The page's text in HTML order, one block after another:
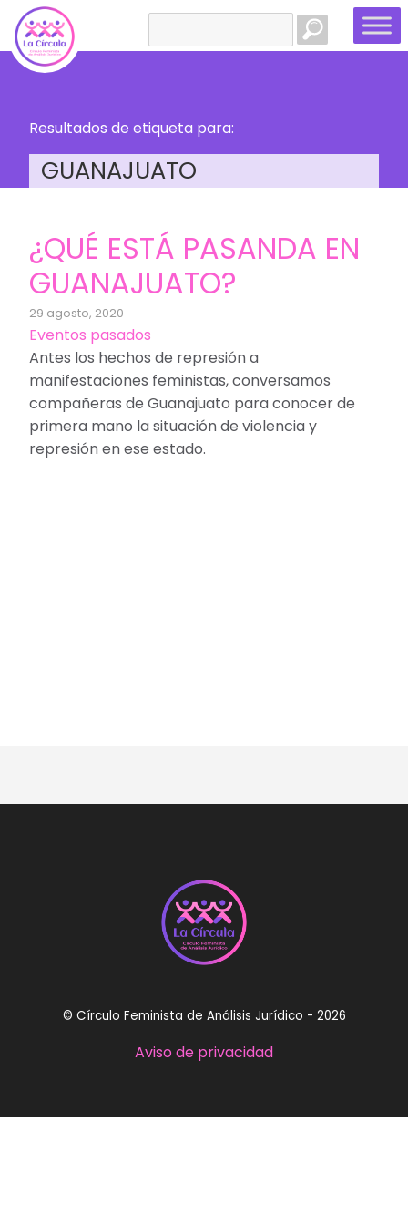
Resultados de etiqueta para:
GUANAJUATO
¿QUÉ ESTÁ PASANDA EN
GUANAJUATO?
29 agosto, 2020
Eventos pasados
Antes los hechos de represión a
manifestaciones feministas, conversamos
compañeras de Guanajuato para conocer de
primera mano la situación de violencia y
represión en ese estado.
© Círculo Feminista de Análisis Jurídico - 2026
Aviso de privacidad